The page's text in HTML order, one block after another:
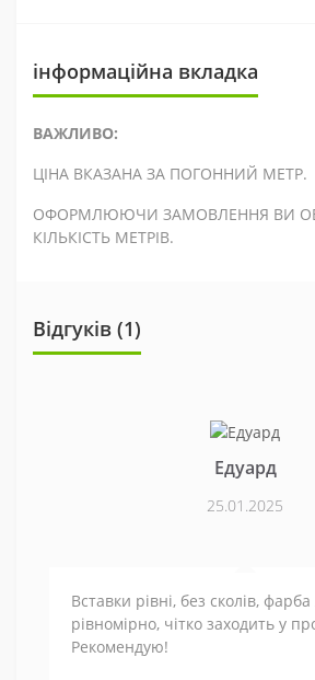
інформаційна вкладка
ВАЖЛИВО:
ЦІНА ВКАЗАНА ЗА ПОГОННИЙ МЕТР.
ОФОРМЛЮЮЧИ ЗАМОВЛЕННЯ ВИ
КІЛЬКІСТЬ МЕТРІВ.
Відгуків (1)
Едуард
25.01.2025
Вставки рівні, без сколів, фарба
рівномірно, чітко заходить у
Рекомендую!